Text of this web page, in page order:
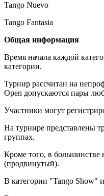
Tango Nuevo
Tango Fantasia
Общая информация
Время начала каждой
категории.
Турнир рассчитан на
Open допускаются пары
Участники могут
На турнире представлены
группах.
Кроме того, в большинстве
(продвинутый).
В категории "Tango Show"